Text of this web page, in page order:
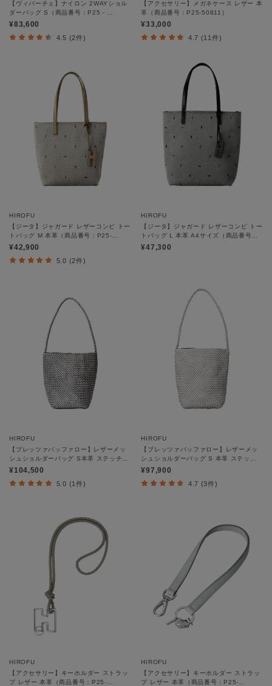
【ヴィバーチェ】ナイロン 2WAYショル
ダーバッグ S（商品番号：P25－
39530）
¥83,600
4.5 (2件)
【アクセサリー】メガネケース レザー 本
革（商品番号：P25-50811）
¥33,000
4.7 (11件)
HIROFU
【ジータ】ジャガード レザーコンビ トー
トバッグ M 本革（商品番号：P25-
39518）
¥42,900
5.0 (2件)
HIROFU
【ジータ】ジャガード レザーコンビ トー
トバッグ L 本革 A4サイズ（商品番号：
P25-39519）
¥47,300
HIROFU
【ブレッツァバッファロー】レザーメッ
シュショルダーバッグ S本革 ステッチ
メタリック（商品番号P25-36508）
¥104,500
5.0 (1件)
HIROFU
【ブレッツァバッファロー】レザーメッ
シュショルダーバッグ S 本革 ステッチ
（商品番号：P25-30508）
¥97,900
4.7 (3件)
HIROFU
【アクセサリー】キーホルダー ストラッ
プ レザー 本革（商品番号：P25-
HIROFU
【アクセサリー】キーホルダー ストラッ
プ レザー 本革（商品番号：P25-